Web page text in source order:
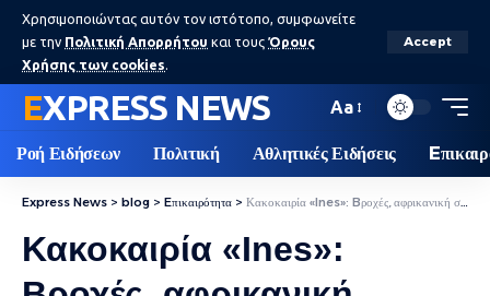
Χρησιμοποιώντας αυτόν τον ιστότοπο, συμφωνείτε
με την Πολιτική Απορρήτου και τους Όρους
Χρήσης των cookies.
Accept
EXPRESS NEWS Aa
Ροή Ειδήσεων Πολιτική Αθλητικές Ειδήσεις
Express News > blog > Eπικαιρότητα > Κακοκαιρία «Ines»: Bροχές, αφρικανική σκόνη και θυελλώδεις άνεμοι
Κακοκαιρία «Ines»: